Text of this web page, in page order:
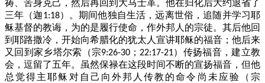
祷、苦身克己，然后再回到大马士革。他在归化后大约退省了
三年（迦1:18）。期间他独自生活，远离世俗，追随并学习耶
稣基督的教诲，为的是履行使命，作外邦人的宗徒。其后他回
到耶路撒冷，开始向希腊化的犹太人宣讲耶稣的福音；他后来
又回到家乡塔尔索（宗9:26-30 ； 22:17-21）传扬福音，建立教
会，逗留了五年。虽然保禄在这段时间不断的宣扬福音，但他
总觉得主耶稣对自己向外邦人传教的命令尚未应验（宗